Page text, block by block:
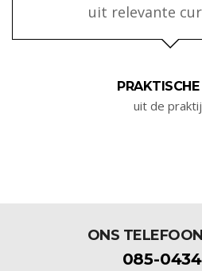
uit relevante
uit de
ONS
085-